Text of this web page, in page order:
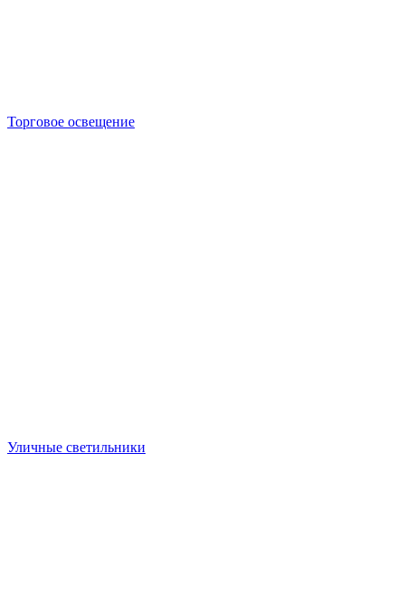
Торговое освещение
Уличные светильники